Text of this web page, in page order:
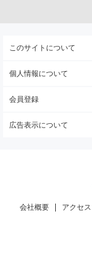
このサイトについて
個人情報について
会員登録
広告表示について
会社概要 アクセス